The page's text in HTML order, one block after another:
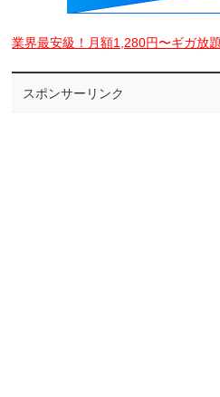
業界最安級！月額1,280円〜ギガ放
スポンサーリンク